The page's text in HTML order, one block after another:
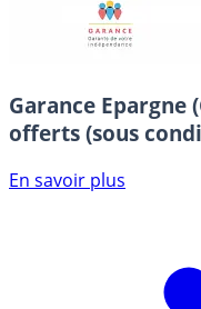
Garance Epargne
offerts (sous
En savoir plus